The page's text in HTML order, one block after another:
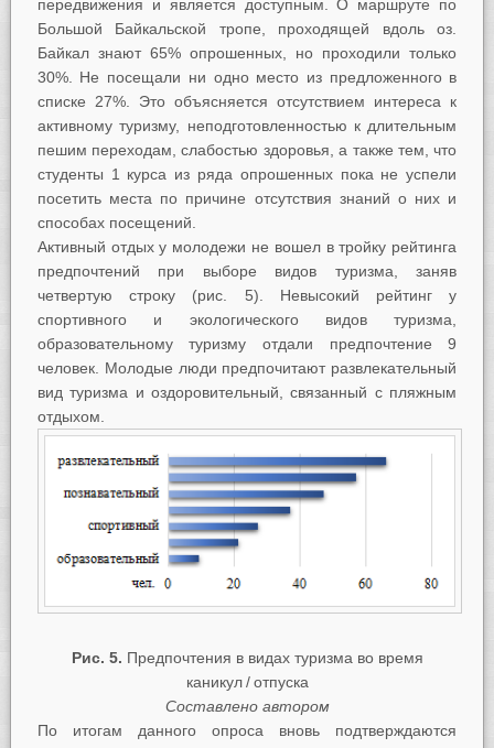
передвижения и является доступным. О маршруте по
Большой Байкальской тропе, проходящей вдоль оз.
Байкал знают 65% опрошенных, но проходили только
30%. Не посещали ни одно место из предложенного в
списке 27%. Это объясняется отсутствием интереса к
активному туризму, неподготовленностью к длительным
пешим переходам, слабостью здоровья, а также тем, что
студенты 1 курса из ряда опрошенных пока не успели
посетить места по причине отсутствия знаний о них и
способах посещений.
Активный отдых у молодежи не вошел в тройку рейтинга
предпочтений при выборе видов туризма, заняв
четвертую строку (рис. 5). Невысокий рейтинг у
спортивного и экологического видов туризма,
образовательному туризму отдали предпочтение 9
человек. Молодые люди предпочитают развлекательный
вид туризма и оздоровительный, связанный с пляжным
отдыхом.
Рис. 5. Предпочтения в видах туризма во время
каникул / отпуска
Составлено автором
По итогам данного опроса вновь подтверждаются